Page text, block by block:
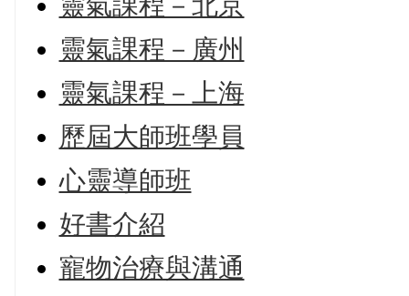
靈氣課程－廣州
靈氣課程－上海
歷屆大師班學員
心靈導師班
好書介紹
寵物治療與溝通